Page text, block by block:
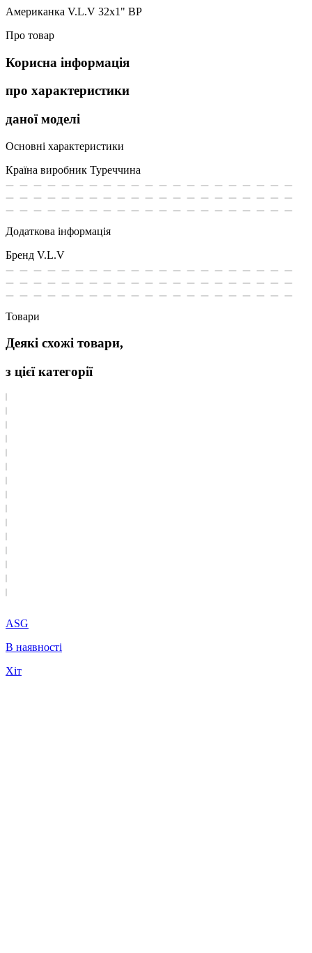
Американка V.L.V 32х1" ВР
Про товар
Корисна інформація
про характеристики
даної моделі
Основні характеристики
Країна виробник Туреччина
Додаткова інформація
Бренд V.L.V
Товари
Деякі схожі товари,
з цієї категорії
ASG
В наявності
Хіт